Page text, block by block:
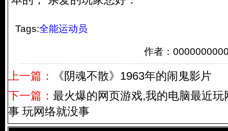
Tags:全能运动员
作者：
上一篇：
《阴魂不散》1963年的闹鬼影片
下一篇： 最火爆的网页游戏,我的电脑最近
事 玩网络就没事